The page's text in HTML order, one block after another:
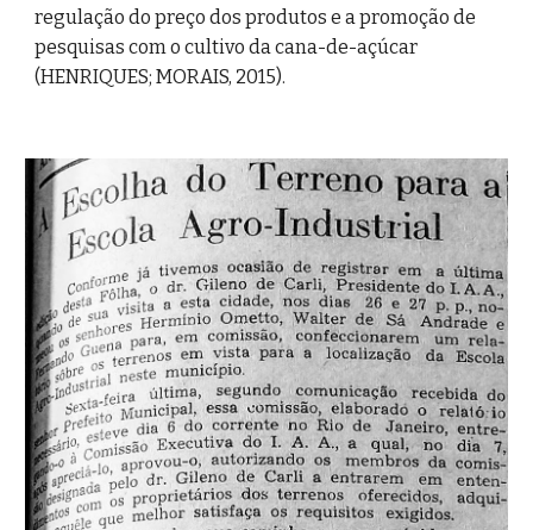
regulação do preço dos produtos e a promoção de
pesquisas com o cultivo da cana-de-açúcar
(HENRIQUES; MORAIS, 2015).